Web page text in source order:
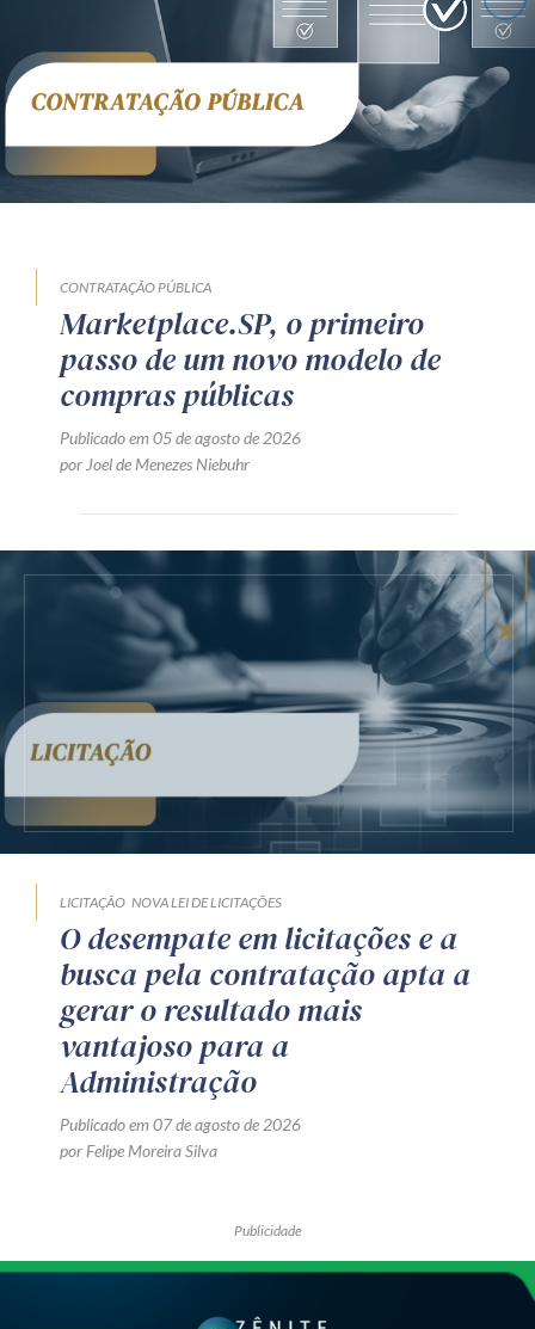
CONTRATAÇÃO PÚBLICA
Marketplace.SP, o primeiro
passo de um novo modelo de
compras públicas
Publicado em 05 de agosto de 2026
por Joel de Menezes Niebuhr
LICITAÇÃO NOVA LEI DE LICITAÇÕES
O desempate em licitações e a
busca pela contratação apta a
gerar o resultado mais
vantajoso para a
Administração
Publicado em 07 de agosto de 2026
por Felipe Moreira Silva
Publicidade